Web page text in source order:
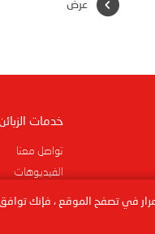
في تصفح الموقع ، فإنك
عرض
خدمات
تواصل معنا
الفيديوهات